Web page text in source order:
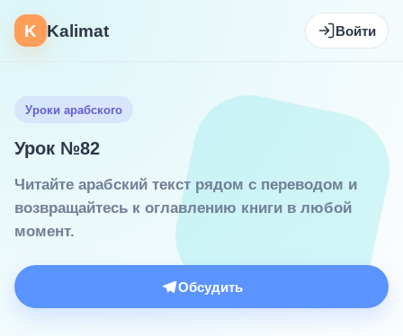
K Kalimat Войти
Уроки арабского
Урок №82
Читайте арабский текст рядом с переводом и
возвращайтесь к оглавлению книги в любой
момент.
Обсудить